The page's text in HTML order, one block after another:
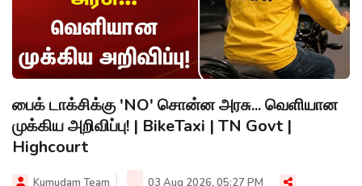
பைக் டாக்சிக்கு 'NO' சொன்ன அரசு... வெளியான
முக்கிய அறிவிப்பு! | BikeTaxi | TN Govt |
Highcourt
Kumudam Team 03 Aug 2026, 05:27 PM